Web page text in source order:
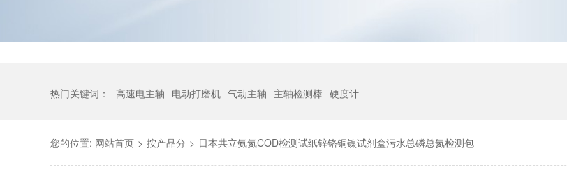
热门关键词： 高速电主轴 电动打磨机 气动主轴 主轴检测棒 硬度计
您的位置: 网站首页 > 按产品分 > 日本共立氨氮COD检测试纸锌铬铜镍试剂盒污水总磷总氮检测包